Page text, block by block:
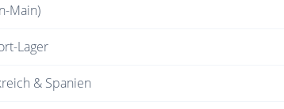
Main)
Lager
& Spanien